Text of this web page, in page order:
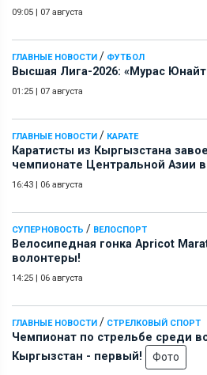
09:05 | 07 августа
ГЛАВНЫЕ НОВОСТИ / ФУТБОЛ
Высшая Лига-2026: «Мурас
01:25 | 07 августа
ГЛАВНЫЕ НОВОСТИ / КАРАТЕ
Каратисты из Кыргызстана
чемпионате Центральной Азии в
16:43 | 06 августа
СУПЕРНОВОСТЬ / ВЕЛОСПОРТ
Велосипедная гонка Apricot
волонтеры!
14:25 | 06 августа
ГЛАВНЫЕ НОВОСТИ / СТРЕЛКОВЫЙ СПОРТ
Чемпионат по стрельбе среди
Кыргызстан - первый!
Фото